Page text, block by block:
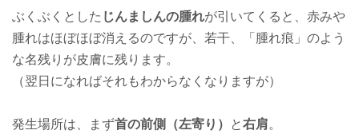
ぶくぶくとした じんましんの腫れが引いてくると、赤みや
腫れはほぼほぼ消えるのですが、若干、「腫れ痕」のよう
な名残りが皮膚に残ります。
（翌日になればそれもわからなくなりますが）
発生場所は、まず首の前側（左寄り） と右肩。